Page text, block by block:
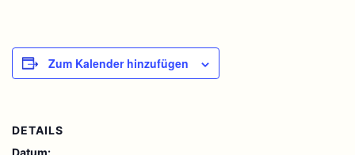
Zum Kalender hinzufügen
DETAILS
Datum: